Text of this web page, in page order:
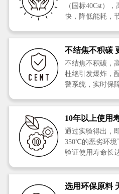
（国标40Cst）
快，降低能耗，
不结焦不积碳
不结焦不积碳，
杜绝引发爆炸，
警系统，实时保
10年以上使用
通过实验得出，
350℃的恶劣环境
验证使用寿命长
选用环保原料